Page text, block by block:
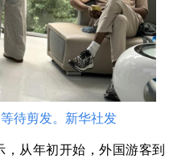
待剪发。新华社发
从年初开始，外国游客到